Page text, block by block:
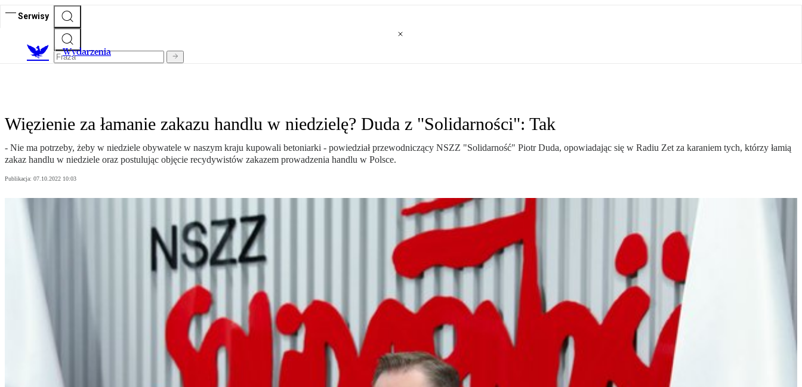
Serwisy
Wydarzenia
Więzienie za łamanie zakazu handlu w niedzielę? Duda z "Solidarności": Tak
- Nie ma potrzeby, żeby w niedziele obywatele w naszym kraju kupowali betoniarki - powiedział przewodniczący NSZZ "Solidarność" Piotr Duda, opowiadając się w Radiu Zet za karaniem tych, którzy łamią
zakaz handlu w niedziele oraz postulując objęcie recydywistów zakazem prowadzenia handlu w Polsce.
Publikacja: 07.10.2022 10:03